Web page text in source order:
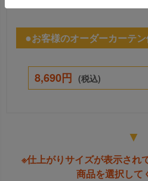
お客様のオーダーカーテ
8,690円 (税込)
▼
※仕上がりサイズが表示され
商品を選択して